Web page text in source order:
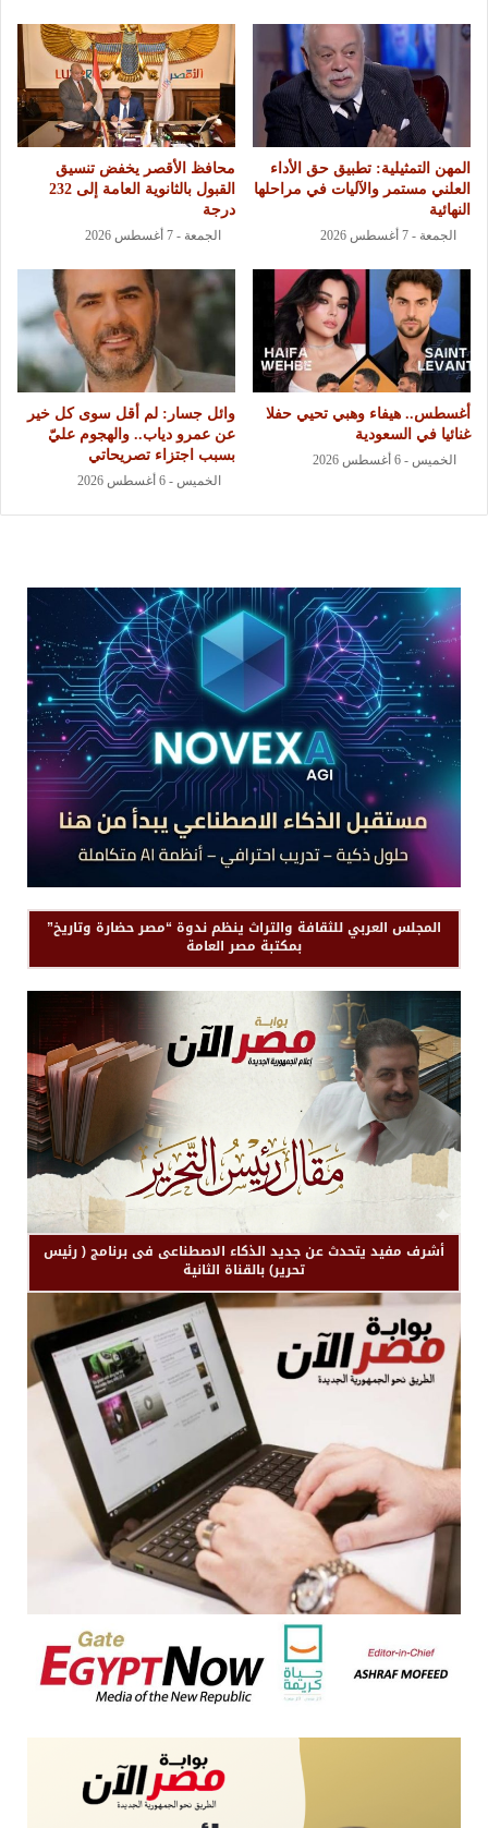
المهن التمثيلية: تطبيق حق الأداء
العلني مستمر والآليات في مراحلها
النهائية
الجمعة - 7 أغسطس 2026
محافظ الأقصر يخفض تنسيق
القبول بالثانوية العامة إلى 232
درجة
الجمعة - 7 أغسطس 2026
أغسطس.. هيفاء وهبي تحيي حفلا
غنائيا في السعودية
الخميس - 6 أغسطس 2026
وائل جسار: لم أقل سوى كل خير
عن عمرو دياب.. والهجوم عليّ
بسبب اجتزاء تصريحاتي
الخميس - 6 أغسطس 2026
المجلس العربي للثقافة والتراث ينظم ندوة “مصر حضارة وتاريخ”
بمكتبة مصر العامة
أشرف مفيد يتحدث عن جديد الذكاء الاصطناعى فى برنامج ( رئيس
تحرير) بالقناة الثانية